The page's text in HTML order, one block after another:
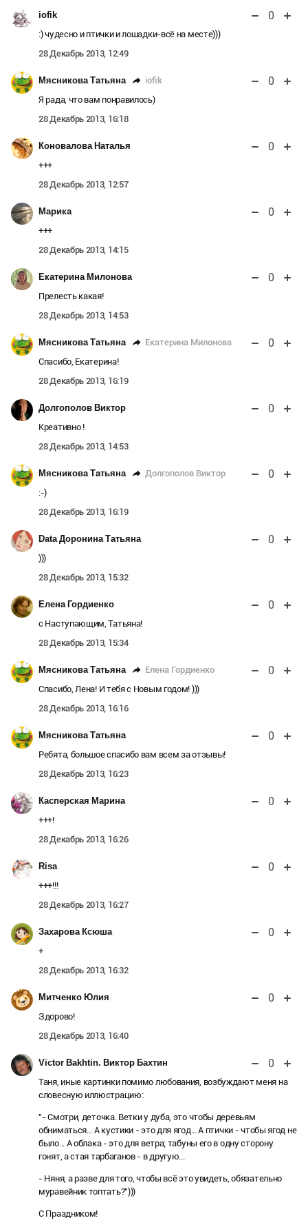
iofik 0
:) чудесно и птички и лошадки-всё на месте)))
28 Декабрь 2013, 12:49
Мясникова Татьяна iofik 0
Я рада, что вам понравилось)
28 Декабрь 2013, 16:18
Коновалова Наталья 0
+++
28 Декабрь 2013, 12:57
Марика 0
+++
28 Декабрь 2013, 14:15
Екатерина Милонова 0
Прелесть какая!
28 Декабрь 2013, 14:53
Мясникова Татьяна Екатерина Милонова 0
Спасибо, Екатерина!
28 Декабрь 2013, 16:19
Долгополов Виктор 0
Креативно !
28 Декабрь 2013, 14:53
Мясникова Татьяна Долгополов Виктор 0
:-)
28 Декабрь 2013, 16:19
Data Доронина Татьяна 0
)))
28 Декабрь 2013, 15:32
Елена Гордиенко 0
с Наступающим, Татьяна!
28 Декабрь 2013, 15:34
Мясникова Татьяна Елена Гордиенко 0
Спасибо, Лена! И тебя с Новым годом! )))
28 Декабрь 2013, 16:16
Мясникова Татьяна 0
Ребята, большое спасибо вам всем за отзывы!
28 Декабрь 2013, 16:23
Касперская Марина 0
+++!
28 Декабрь 2013, 16:26
Risa 0
+++!!!
28 Декабрь 2013, 16:27
Захарова Ксюша 0
+
28 Декабрь 2013, 16:32
Митченко Юлия 0
Здорово!
28 Декабрь 2013, 16:40
Victor Bakhtin. Виктор Бахтин 0
Таня, иные картинки помимо любования, возбуждают меня на
словесную иллюстрацию:
"- Cмотри, деточка. Ветки у дуба, это чтобы деревьям
обниматься... А кустики - это для ягод... А птички - чтобы ягод не
было... А облака - это для ветра; табуны его в одну сторону
гонят, а стая тарбаганов - в другую...
- Няня, а разве для того, чтобы всё это увидеть, обязательно
муравейник топтать?")))
С Праздником!